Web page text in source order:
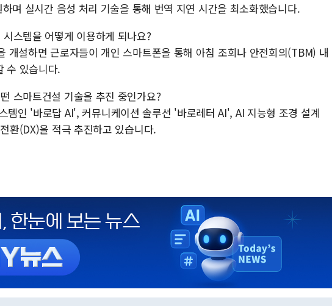
며 실시간 음성 처리 기술을 통해 번역 지연 시간을 최소화했습니다.
스템을 어떻게 이용하게 되나요?
개설하면 근로자들이 개인 스마트폰을 통해 아침 조회나 안전회의(TBM) 내
수 있습니다.
스마트건설 기술을 추진 중인가요?
템인 '바로답 AI', 커뮤니케이션 솔루션 '바로레터 AI', AI 지능형 조경 설계
환(DX)을 적극 추진하고 있습니다.